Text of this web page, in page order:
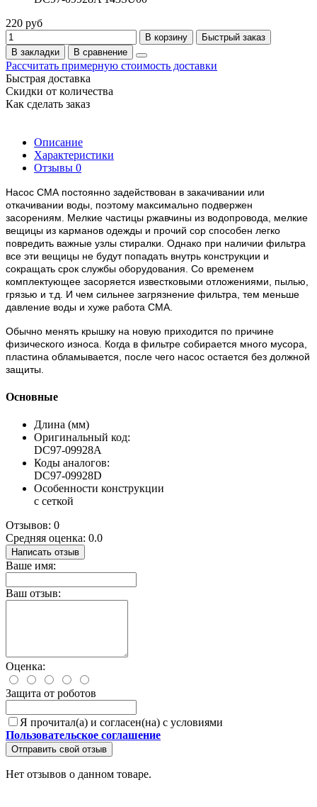
220 руб
В корзину
Быстрый заказ
В закладки
В сравнение
Рассчитать примерную стоимость доставки
Быстрая доставка
Скидки от количества
Как сделать заказ
Описание
Характеристики
Отзывы 0
Насос СМА постоянно задействован в закачивании или
откачивании воды, поэтому максимально подвержен
засорениям. Мелкие частицы ржавчины из водопровода, мелкие
вещицы из карманов одежды и прочий сор способен легко
повредить важные узлы стиралки. Однако при наличии фильтра
все эти вещицы не будут попадать внутрь конструкции и
сокращать срок службы оборудования. Со временем
комплектующее засоряется известковыми отложениями, пылью,
грязью и т.д. И чем сильнее загрязнение фильтра, тем меньше
давление воды и хуже работа СМА.
Обычно менять крышку на новую приходится по причине
физического износа. Когда в фильтре собирается много мусора,
пластина обламывается, после чего насос остается без должной
защиты.
Основные
Длина (мм)
Оригинальный код:
DC97-09928A
Коды аналогов:
DC97-09928D
Особенности конструкции
с сеткой
Отзывов: 0
Средняя оценка: 0.0
Написать отзыв
Ваше имя:
Ваш отзыв:
Оценка:
Защита от роботов
Я прочитал(а) и согласен(на) с условиями
Пользовательское соглашение
Отправить свой отзыв
Нет отзывов о данном товаре.